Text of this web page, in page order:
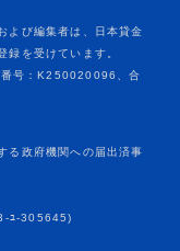
よび編集者は、日本貸金
録を受けています。
号：K250020096、合
る政府機関への届出済事
ﾕ-305645)